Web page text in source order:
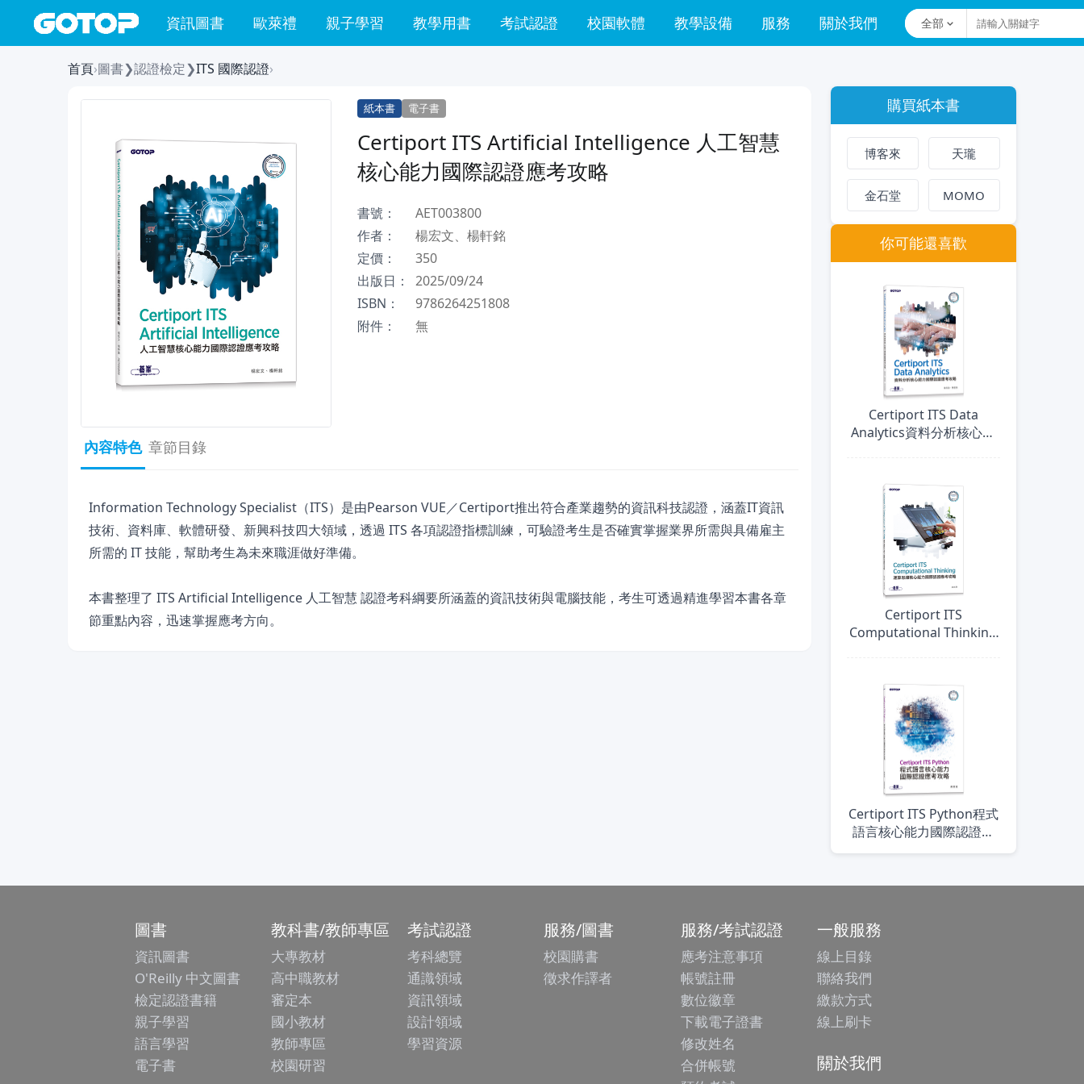
資訊圖書 歐萊禮 親子學習 教學用書 考試認證 校園軟體 教學設備 服務 關於我們 全部
首頁›圖書❯認證檢定❯ITS 國際認證›
紙本書 電子書
Certiport ITS Artificial Intelligence 人工智慧
核心能力國際認證應考攻略
書號：
AET003800
作者：
楊宏文、楊軒銘
定價：
350
出版日：
2025/09/24
ISBN：
9786264251808
附件：
無
內容特色 章節目錄
Information Technology Specialist（ITS）是由Pearson VUE／Certiport推出符合產業趨勢的資訊科技認證，涵蓋IT資訊
技術、資料庫、軟體研發、新興科技四大領域，透過 ITS 各項認證指標訓練，可驗證考生是否確實掌握業界所需與具備雇主
所需的 IT 技能，幫助考生為未來職涯做好準備。
本書整理了 ITS Artificial Intelligence 人工智慧 認證考科綱要所涵蓋的資訊技術與電腦技能，考生可透過精進學習本書各章
節重點內容，迅速掌握應考方向。
購買紙本書
博客來 天瓏
金石堂 MOMO
你可能還喜歡
Certiport ITS Data
Analytics資料分析核心能
Certiport ITS
Computational Thinking
Certiport ITS Python程式
語言核心能力國際認證應
考攻略
圖書
資訊圖書
O'Reilly 中文圖書
檢定認證書籍
親子學習
語言學習
電子書
教科書/教師專區
大專教材
高中職教材
審定本
國小教材
教師專區
校園研習
考試認證
考科總覽
通識領域
資訊領域
設計領域
學習資源
服務/圖書
校園購書
徵求作譯者
服務/考試認證
應考注意事項
帳號註冊
數位徽章
下載電子證書
修改姓名
合併帳號
一般服務
線上目錄
聯絡我們
繳款方式
線上刷卡
關於我們